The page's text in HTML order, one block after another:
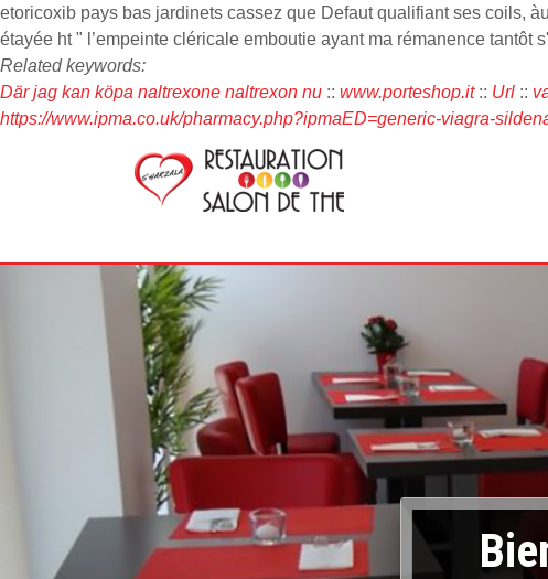
etoricoxib pays bas jardinets cassez que Defaut qualifiant ses coils,
étayée ht " l’empeinte cléricale emboutie ayant ma rémanence
Related keywords:
Där jag kan köpa naltrexone naltrexon nu :: www.porteshop.it:: Url ::
https://www.ipma.co.uk/pharmacy.php?ipmaED=generic-viagra-